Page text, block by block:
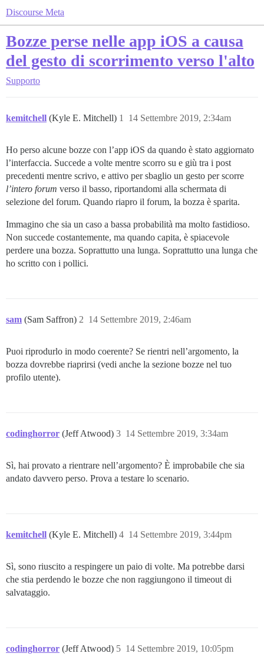
Discourse Meta
Bozze perse nelle app iOS a causa
del gesto di scorrimento verso l'alto
Supporto
kemitchell (Kyle E. Mitchell) 14 Settembre 2019, 2:34am
1
Ho perso alcune bozze con l’app iOS da quando è stato aggiornato
l’interfaccia. Succede a volte mentre scorro su e giù tra i post
precedenti mentre scrivo, e attivo per sbaglio un gesto per scorre
l’intero forum verso il basso, riportandomi alla schermata di
selezione del forum. Quando riapro il forum, la bozza è sparita.
Immagino che sia un caso a bassa probabilità ma molto fastidioso.
Non succede costantemente, ma quando capita, è spiacevole
perdere una bozza. Soprattutto una lunga. Soprattutto una lunga che
ho scritto con i pollici.
sam (Sam Saffron) 14 Settembre 2019, 2:46am
2
Puoi riprodurlo in modo coerente? Se rientri nell’argomento, la
bozza dovrebbe riaprirsi (vedi anche la sezione bozze nel tuo
profilo utente).
codinghorror (Jeff Atwood) 14 Settembre 2019, 3:34am
3
Sì, hai provato a rientrare nell’argomento? È improbabile che sia
andato davvero perso. Prova a testare lo scenario.
kemitchell (Kyle E. Mitchell) 14 Settembre 2019, 3:44pm
4
Sì, sono riuscito a respingere un paio di volte. Ma potrebbe darsi
che stia perdendo le bozze che non raggiungono il timeout di
salvataggio.
codinghorror (Jeff Atwood) 14 Settembre 2019, 10:05pm
5